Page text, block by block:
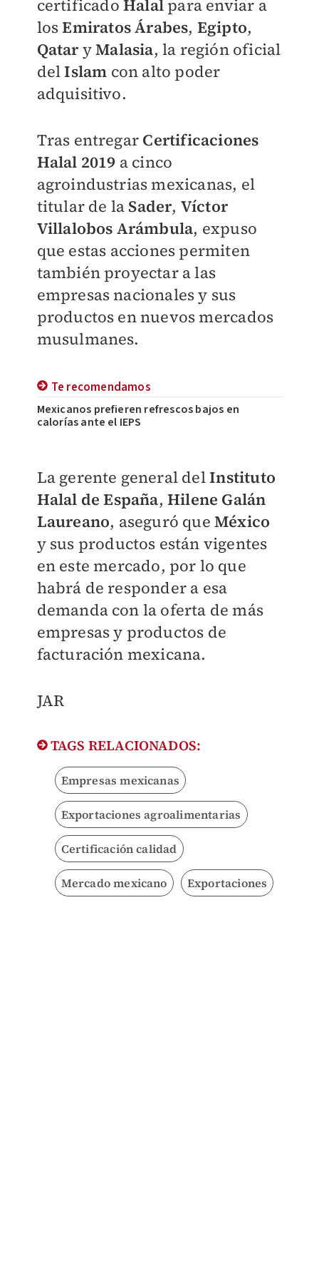
certificado Halal para enviar a
losEmiratos Árabes, Egipto,
QataryMalasia, la región oficial
delIslam con alto poder
adquisitivo.
Tras entregar Certificaciones
Halal 2019 a cinco
agroindustrias mexicanas, el
titular de la Sader, Víctor
Villalobos Arámbula, expuso
que estas acciones permiten
también proyectar a las
empresas nacionales y sus
productos en nuevos mercados
musulmanes.
Te recomendamos
Mexicanos prefieren refrescos bajos en
calorías ante el IEPS
La gerente general delInstituto
Halal de España, Hilene Galán
Laureano, aseguró que México
y sus productos están vigentes
en este mercado, por lo que
habrá de responder a esa
demanda con la oferta de más
empresas y productos de
facturación mexicana.
​JAR
TAGS RELACIONADOS:
Empresas mexicanas
Exportaciones agroalimentarias
Certificación calidad
Mercado mexicano Exportaciones